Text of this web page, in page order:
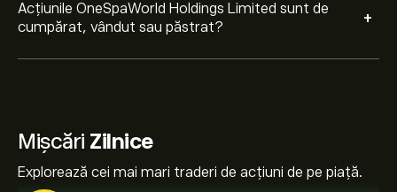
Acțiunile OneSpaWorld Holdings Limited sunt de
cumpărat, vândut sau păstrat?
+
Mișcări Zilnice
Explorează cei mai mari traderi de acțiuni de pe piață.